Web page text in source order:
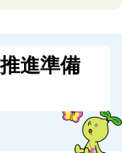
進準備